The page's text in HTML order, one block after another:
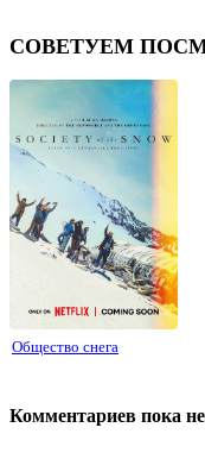
СОВЕТУЕМ
Общество снега
Комментариев пока